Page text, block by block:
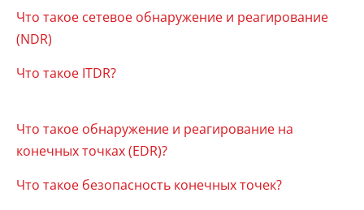
Что такое сетевое обнаружение и реагирование
(NDR)
Что такое ITDR?
Что такое обнаружение и реагирование на
конечных точках (EDR)?
Что такое безопасность конечных точек?